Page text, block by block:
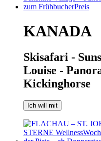
KANADA
Skisafari -
Louise -
Kickinghorse
Ich will mit